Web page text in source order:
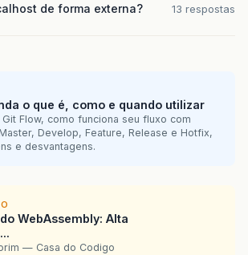
de forma externa?
13 respostas
o que é, como e quando utilizar
Flow, como funciona seu fluxo com
Develop, Feature, Release e Hotfix,
e desvantagens.
WebAssembly: Alta
— Casa do Codigo